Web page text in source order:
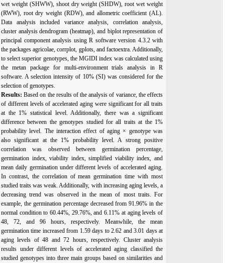
wet weight (SHWW ), shoot dry weight (SHDW ), root wet weight
(RWW ), root dry weight (RDW ), and allometric coefficient (AL
Data analysis included variance analysis, correlation analysis,
cluster analysis dendrogram (heatmap), and biplot representation of
principal component analysis using R software version 4.3.2 with
the packages agricolae, corrplot, gplots, and factoextra. Additionally,
to select superior genotypes, the MGIDI index was calculated using
the metan package for multi-environment trials analysis in R
software. A selection intensity of 10% (SI) was considered for the
selection of genotypes.
Results:Based on the results of the analysis of variance, the effects
of different levels of accelerated aging were significant for all traits
at the 1% statistical level. Additionally, there was a significant
difference between the genotypes studied for all traits at the 1%
probability level. The interaction effect of aging × genotype was
also significant at the 1% probability level. A strong positive
correlation was observed between germination percentage,
germination index, viability index, simplified viability index, and
mean daily germination under different levels of accelerated aging.
In contrast, the correlation of mean germination time with most
studied traits was weak. Additionally, with increasing aging levels, a
decreasing trend was observed in the mean of most traits. For
example, the germination percentage decreased from 91.96% in the
normal condition to 60.44%, 29.76%, and 6.11% at aging levels of
48, 72, and 96 hours, respectively. Meanwhile, the mean
germination time increased from 1.59 days to 2.62 and 3.01 days at
aging levels of 48 and 72 hours, respectively. Cluster analysis
results under different levels of accelerated aging classified the
studied genotypes into three main groups based on similarities and